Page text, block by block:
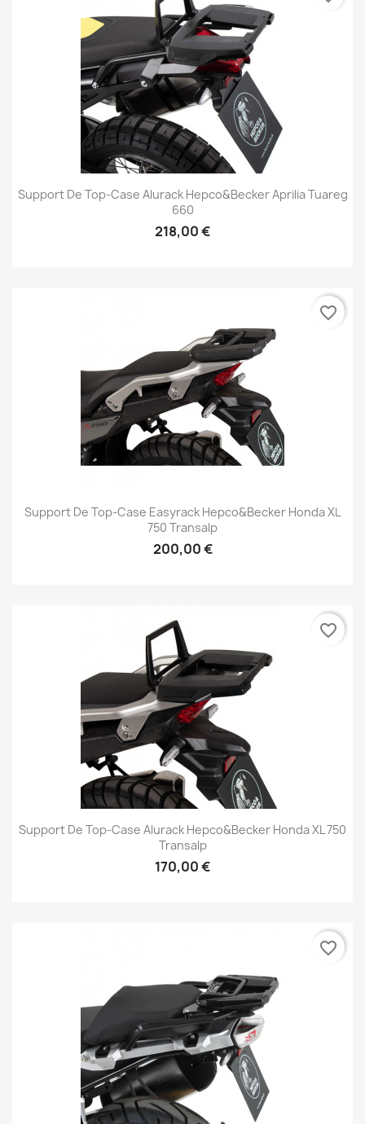
Support De Top-Case Alurack Hepco&Becker Aprilia Tuareg
660
218,00 €
Support De Top-Case Easyrack Hepco&Becker Honda XL
750 Transalp
200,00 €
favorite_border
Support De Top-Case Alurack Hepco&Becker Honda XL 750
Transalp
170,00 €
favorite_border
favorite_border